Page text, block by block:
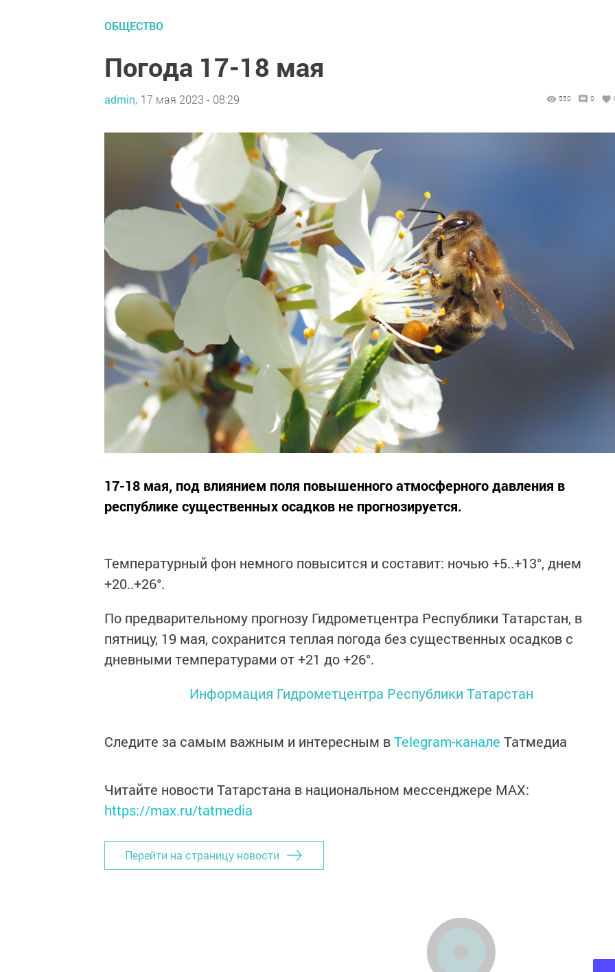
ОБЩЕСТВО
Погода 17-18 мая
admin, 17 мая 2023 - 08:29 550 0
17-18 мая, под влиянием поля повышенного атмосферного давления в
республике существенных осадков не прогнозируется.
Температурный фон немного повысится и составит: ночью +5..+13°, днем
+20..+26°.
По предварительному прогнозу Гидрометцентра Республики Татарстан, в
пятницу, 19 мая, сохранится теплая погода без существенных осадков с
дневными температурами от +21 до +26°.
Информация Гидрометцентра Республики Татарстан
Следите за самым важным и интересным вTelegram-канале Татмедиа
Читайте новости Татарстана в национальном мессенджере MАХ:
https://max.ru/tatmedia
Перейти на страницу новости